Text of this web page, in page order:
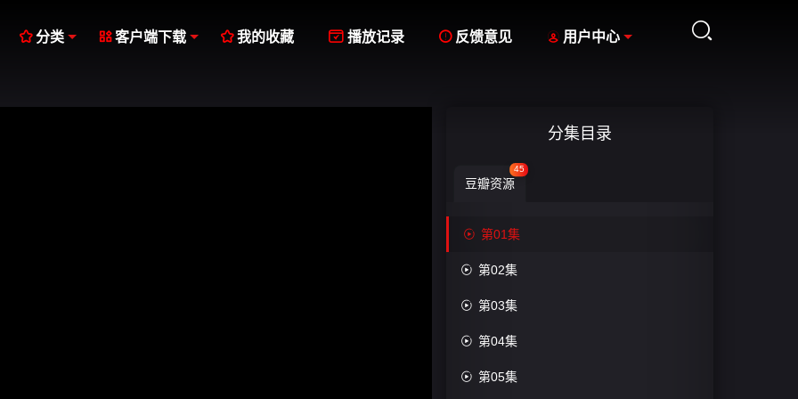

分类 客户端下载 我的收藏  播放记录  反馈意见  用户中心
分集目录
豆瓣资源
45
 第01集
 第02集
 第03集
 第04集
 第05集